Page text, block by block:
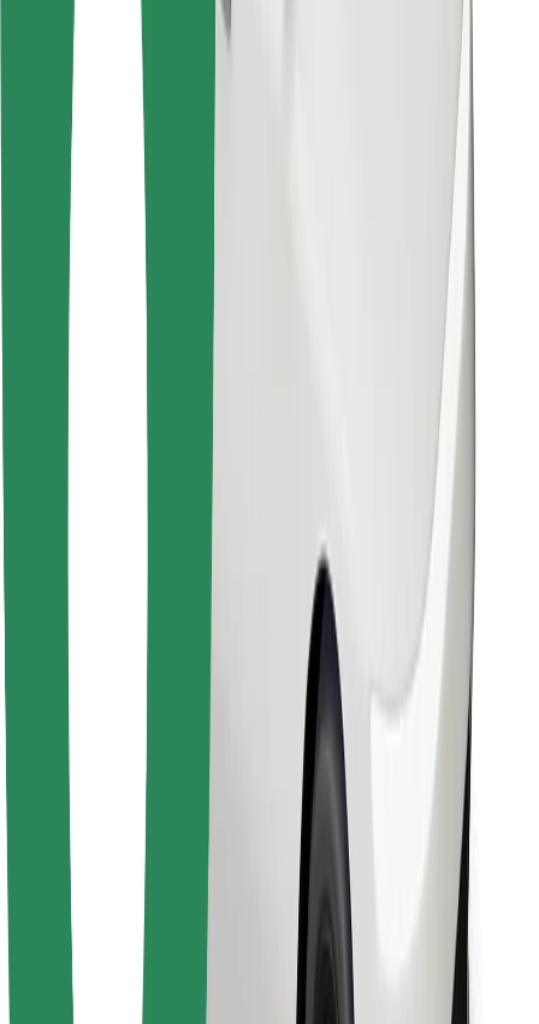
Beszállítók
Felhasználási feltételek
Biztonság
Pár perc alatt ott vagyunk érted!
Találd meg kedvenc ételedet!